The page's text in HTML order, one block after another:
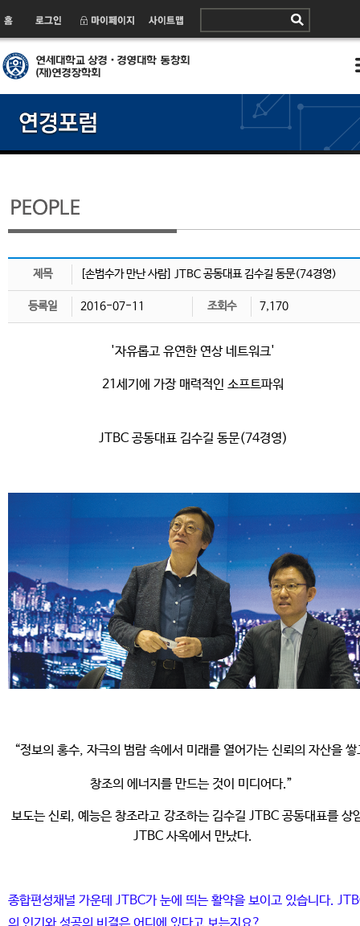
제목 [손범수가 만난 사람] JTBC 공동대표 김수길 동문(74경영)
등록일 2016-07-11 조회수 7,170
'자유롭고 유연한 연상 네트워크'
21세기에 가장 매력적인 소프트파워
JTBC 공동대표 김수길 동문(74경영)
“정보의 홍수, 자극의 범람 속에서 미래를 열어가는 신뢰의 자산을
창조의 에너지를 만드는 것이 미디어다.”
보도는 신뢰, 예능은 창조라고 강조하는 김수길 JTBC 공동대표를 상
JTBC 사옥에서 만났다.
종합편성채널 가운데 JTBC가 눈에 띄는 활약을 보이고 있습니다.
의 인기와 성공의 비결은 어디에 있다고 보는지요?